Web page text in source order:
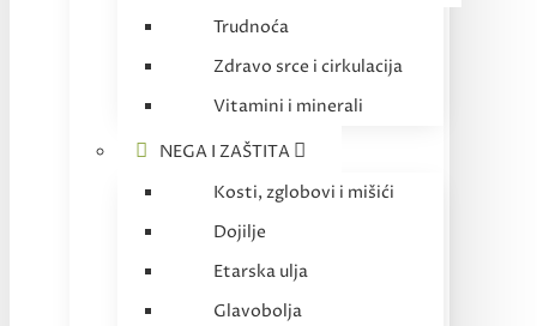
Trudnoća
Zdravo srce i cirkulacija
Vitamini i minerali
NEGA I ZAŠTITA
Kosti, zglobovi i mišići
Dojilje
Etarska ulja
Glavobolja